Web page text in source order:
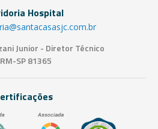
Hospital
Junior - Diretor Técnico
SP 81365